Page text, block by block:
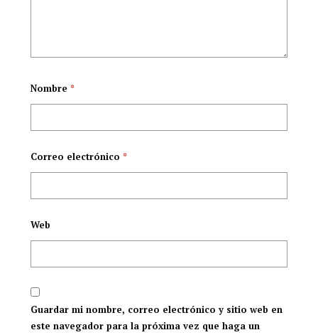
Nombre *
Correo electrónico *
Web
Guardar mi nombre, correo electrónico y sitio web en
este navegador para la próxima vez que haga un